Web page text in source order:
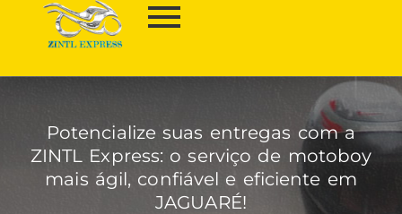
Potencialize suas entregas com a
ZINTL Express: o serviço de motoboy
mais ágil, confiável e eficiente em
JAGUARÉ!